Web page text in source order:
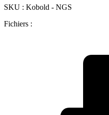
SKU : Kobold - NGS
Fichiers :